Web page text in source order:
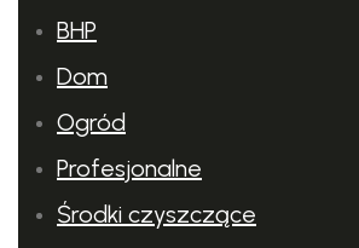
BHP
Dom
Ogród
Profesjonalne
Środki czyszczące